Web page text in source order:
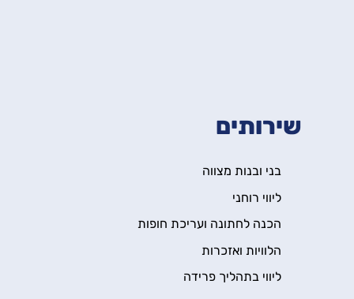
שירותים
בני ובנות מצווה
ליווי רוחני
הכנה לחתונה ועריכת חופות
הלוויות ואזכרות
ליווי בתהליך פרידה